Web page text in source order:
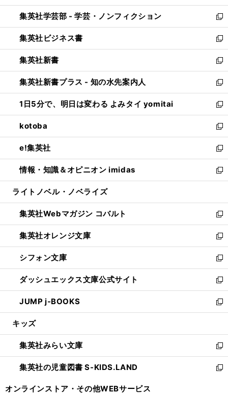
開
く
ウ
で
開
く
ン
ド
ウ
で
開
く
ウ
ィ
ン
ド
ウ
で
開
く
集英社学芸部 - 学芸・ノンフィクション
新
し
い
ウ
ィ
ン
ド
ウ
で
開
く
集英社ビジネス書
新
し
い
ウ
ィ
ン
ド
ウ
で
開
く
集英社新書
新
し
い
ウ
ィ
ン
ド
ウ
で
開
く
集英社新書プラス - 知の水先案内人
新
し
い
ウ
ィ
ン
ド
ウ
で
開
1日5分で、明日は変わる よみタイ yomitai
新
し
い
ウ
ィ
ン
ド
ウ
開
く
kotoba
新
し
い
ウ
ィ
ン
ウ
で
開
く
e!集英社
新
し
い
ウ
ン
ド
ウ
で
開
く
情報・知識＆オピニオン imidas
新
し
ウ
ィ
ン
ド
ウ
で
開
く
ライトノベル・ノベライズ
集英社Webマガジン コバルト
新
し
い
ウ
ィ
ン
ド
ウ
で
開
集英社オレンジ文庫
新
し
い
ウ
ィ
ン
ド
ウ
開
く
シフォン文庫
新
し
い
ウ
ィ
ン
ウ
で
開
く
ダッシュエックス文庫公式サイト
新
し
い
ウ
ン
ド
ウ
で
JUMP j-BOOKS
新
し
ウ
ィ
ン
ド
キッズ
集英社みらい文庫
新
し
い
集英社の児童図書 S-KIDS.LAND
新
オンラインストア・ その他WEBサービス